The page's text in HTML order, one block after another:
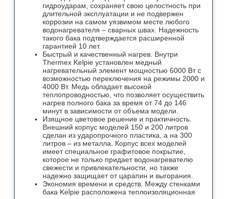
гидроударам, сохраняет свою целостность при
длительной эксплуатации и не подвержен
коррозии на самом уязвимом месте любого
водонагревателя – сварных швах. Надежность
такого бака подтверждается расширенной
гарантией 10 лет.
Быстрый и качественный нагрев. Внутри
Thermex Kelpie установлен медный
нагревательный элемент мощностью 6000 Вт с
возможностью переключения на режимы 2000 и
4000 Вт. Медь обладает высокой
теплопроводностью, что позволяет осуществить
нагрев полного бака за время от 74 до 146
минут в зависимости от объема модели.
Изящное цветовое решение и практичность.
Внешний корпус моделей 150 и 200 литров
сделан из ударопрочного пластика, а на 300
литров – из металла. Корпус всех моделей
имеет специальное графитовое покрытие,
которое не только придает водонагревателю
свежести и привлекательности, но также
надежно защищает от царапин и выгорания.
Экономия времени и средств. Между стенками
бака Kelpie расположена теплоизоляционная